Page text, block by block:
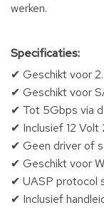
werken.
Specificaties:
✔ Geschikt voor
✔ Geschikt voor
✔ Tot 5Gbps via
✔ Inclusief 12
✔ Geen driver of
✔ Geschikt voor
✔ UASP protocol
✔ Inclusief